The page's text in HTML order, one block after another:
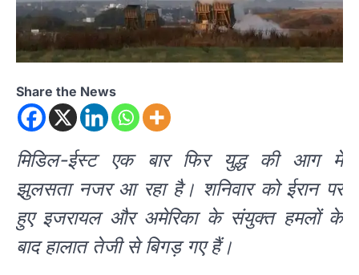
Share the News
मिडिल-ईस्ट एक बार फिर युद्ध की आग में
झुलसता नजर आ रहा है। शनिवार को ईरान पर
हुए इजरायल और अमेरिका के संयुक्त हमलों के
बाद हालात तेजी से बिगड़ गए हैं।